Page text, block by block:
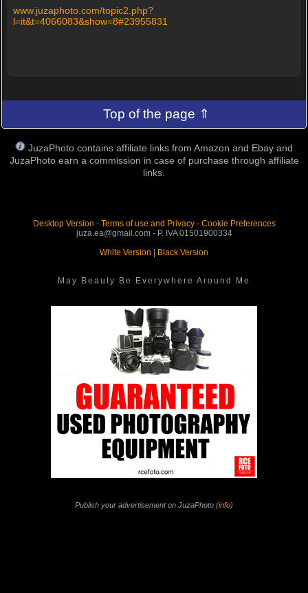
www.juzaphoto.com/topic2.php?
l=it&t=4066083&show=8#23955831
Top of the page ⇑
JuzaPhoto contains affiliate links from Amazon and Ebay and
JuzaPhoto earn a commission in case of purchase through affiliate
links.
Desktop Version - Terms of use and Privacy- Cookie Preferences
juza.ea@gmail.com - P. IVA 01501900334
White Version | Black Version
May Beauty Be Everywhere Around Me
Publish your advertisement on JuzaPhoto (info)